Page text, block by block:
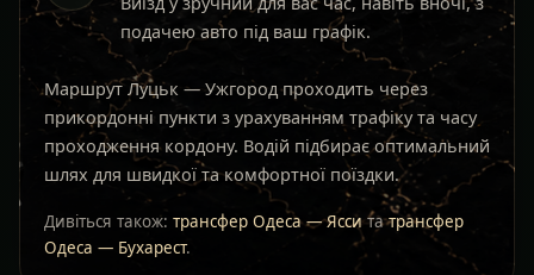
подачею авто під ваш графік.
Маршрут Луцьк — Ужгород проходить через
прикордонні пункти з урахуванням трафіку та часу
проходження кордону. Водій підбирає оптимальний
шлях для швидкої та комфортної поїздки.
Дивіться також: трансфер Одеса — Ясситатрансфер
Одеса — Бухарест.